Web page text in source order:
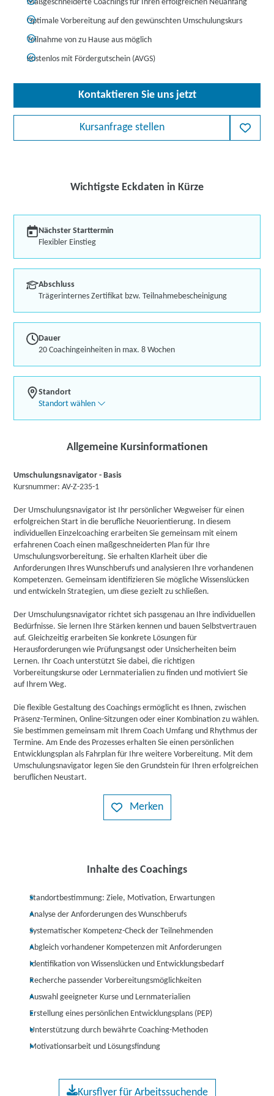
Maßgeschneiderte Coachings für Ihren erfolgreichen Neuanfang
Optimale Vorbereitung auf den gewünschten Umschulungskurs
Teilnahme von zu Hause aus möglich
Kostenlos mit Fördergutschein (AVGS)
Kontaktieren Sie uns jetzt
Kursanfrage stellen
Wichtigste Eckdaten in Kürze
Nächster Starttermin
Flexibler Einstieg
Abschluss
Trägerinternes Zertifikat bzw. Teilnahmebescheinigung
Dauer
20 Coachingeinheiten in max. 8 Wochen
Standort
Standort wählen
Allgemeine Kursinformationen
Umschulungsnavigator - Basis
Kursnummer: AV-Z-235-1
Der Umschulungsnavigator ist Ihr persönlicher Wegweiser für einen
erfolgreichen Start in die berufliche Neuorientierung. In diesem
individuellen Einzelcoaching erarbeiten Sie gemeinsam mit einem
erfahrenen Coach einen maßgeschneiderten Plan für Ihre
Umschulungsvorbereitung. Sie erhalten Klarheit über die
Anforderungen Ihres Wunschberufs und analysieren Ihre vorhandenen
Kompetenzen. Gemeinsam identifizieren Sie mögliche Wissenslücken
und entwickeln Strategien, um diese gezielt zu schließen.
Der Umschulungsnavigator richtet sich passgenau an Ihre individuellen
Bedürfnisse. Sie lernen Ihre Stärken kennen und bauen Selbstvertrauen
auf. Gleichzeitig erarbeiten Sie konkrete Lösungen für
Herausforderungen wie Prüfungsangst oder Unsicherheiten beim
Lernen. Ihr Coach unterstützt Sie dabei, die richtigen
Vorbereitungskurse oder Lernmaterialien zu finden und motiviert Sie
auf Ihrem Weg.
Die flexible Gestaltung des Coachings ermöglicht es Ihnen, zwischen
Präsenz-Terminen, Online-Sitzungen oder einer Kombination zu wählen.
Sie bestimmen gemeinsam mit Ihrem Coach Umfang und Rhythmus der
Termine. Am Ende des Prozesses erhalten Sie einen persönlichen
Entwicklungsplan als Fahrplan für Ihre weitere Vorbereitung. Mit dem
Umschulungsnavigator legen Sie den Grundstein für Ihren erfolgreichen
beruflichen Neustart.
Merken
Inhalte des Coachings
Standortbestimmung: Ziele, Motivation, Erwartungen
Analyse der Anforderungen des Wunschberufs
Systematischer Kompetenz-Check der Teilnehmenden
Abgleich vorhandener Kompetenzen mit Anforderungen
Identifikation von Wissenslücken und Entwicklungsbedarf
Recherche passender Vorbereitungsmöglichkeiten
Auswahl geeigneter Kurse und Lernmaterialien
Erstellung eines persönlichen Entwicklungsplans (PEP)
Unterstützung durch bewährte Coaching-Methoden
Motivationsarbeit und Lösungsfindung
Kursflyer für Arbeitssuchende